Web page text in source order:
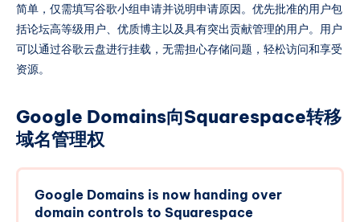
简单，仅需填写谷歌小组申请并说明申请原因。优先批准的用户包
括论坛高等级用户、优质博主以及具有突出贡献管理的用户。用户
可以通过谷歌云盘进行挂载，无需担心存储问题，轻松访问和享受
资源。
Google Domains向Squarespace转移
域名管理权
Google Domains is now handing over
domain controls to Squarespace